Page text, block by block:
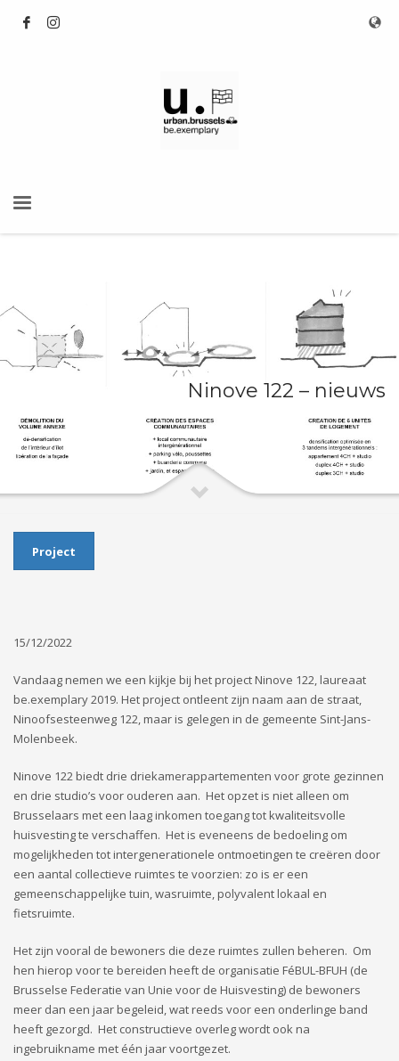
Ninove 122 – nieuws
Project
15/12/2022
Vandaag nemen we een kijkje bij het project Ninove 122, laureaat
be.exemplary 2019. Het project ontleent zijn naam aan de straat,
Ninoofsesteenweg 122, maar is gelegen in de gemeente Sint-Jans-
Molenbeek.
Ninove 122 biedt drie driekamerappartementen voor grote gezinnen
en drie studio’s voor ouderen aan. Het opzet is niet alleen om
Brusselaars met een laag inkomen toegang tot kwaliteitsvolle
huisvesting te verschaffen. Het is eveneens de bedoeling om
mogelijkheden tot intergenerationele ontmoetingen te creëren door
een aantal collectieve ruimtes te voorzien: zo is er een
gemeenschappelijke tuin, wasruimte, polyvalent lokaal en
fietsruimte.
Het zijn vooral de bewoners die deze ruimtes zullen beheren. Om
hen hierop voor te bereiden heeft de organisatie FéBUL-BFUH (de
Brusselse Federatie van Unie voor de Huisvesting) de bewoners
meer dan een jaar begeleid, wat reeds voor een onderlinge band
heeft gezorgd. Het constructieve overleg wordt ook na
ingebruikname met één jaar voortgezet.